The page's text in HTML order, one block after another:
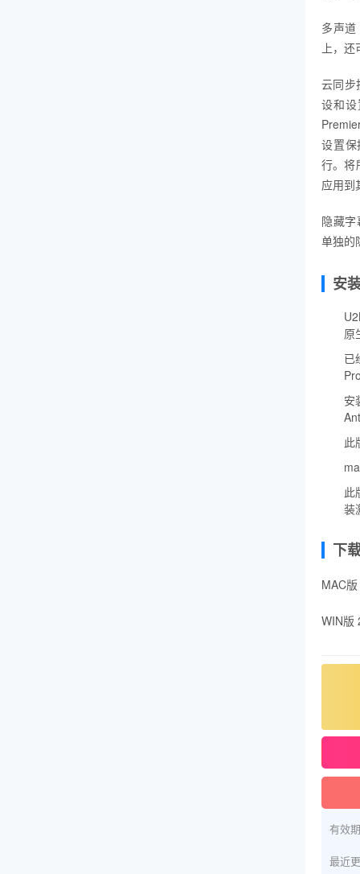
多声
上，
云同步
设和
设置保
行。将
应用到
隐藏
单独的
安
原
已
安
此
此
装
下
MAC
WIN版
有效期
最近